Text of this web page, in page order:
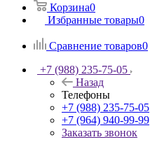
Корзина0
Избранные товары0
Сравнение товаров0
+7 (988) 235-75-05
Назад
Телефоны
+7 (988) 235-75-05
+7 (964) 940-99-99
Заказать звонок